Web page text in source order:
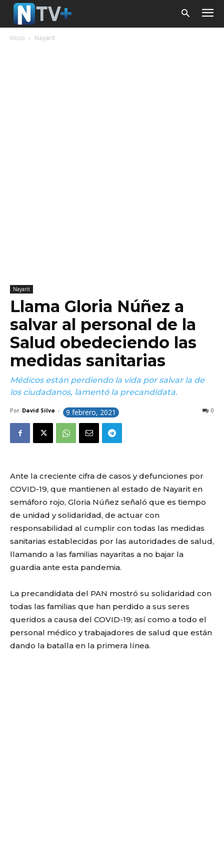
Inicio Nayarit
Nayarit
Llama Gloria Núñez a
salvar al personal de la
Salud obedeciendo las
medidas sanitarias
Médicos están perdiendo la vida por salvar la de
los ciudadanos, lamentó la precandidata.
Por David Silva - 9 febrero, 2021 0
Ante la creciente cifra de casos y defunciones por
COVID-19, que mantienen al estado de Nayarit en
semáforo rojo, Gloria Núñez señaló que es tiempo
de unidad y solidaridad, de actuar con
responsabilidad al cumplir con todas las medidas
sanitarias establecidas por las autoridades de salud,
llamando a las familias nayaritas a no bajar la
guardia ante esta pandemia.
La precandidata del PAN mostró su solidaridad con
todas las familias que han perdido a sus seres
queridos a causa del COVID-19; así como a todo el
personal médico y trabajadores de salud que están
dando la batalla en la primera línea.